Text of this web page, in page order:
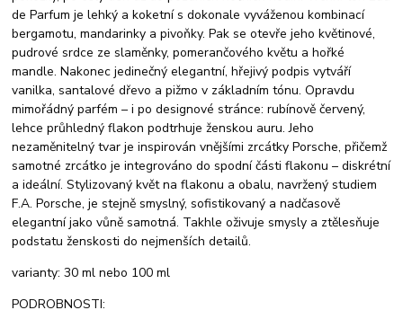
de Parfum je lehký a koketní s dokonale vyváženou kombinací
bergamotu, mandarinky a pivoňky. Pak se otevře jeho květinové,
pudrové srdce ze slaměnky, pomerančového květu a hořké
mandle. Nakonec jedinečný elegantní, hřejivý podpis vytváří
vanilka, santalové dřevo a pižmo v základním tónu. Opravdu
mimořádný parfém – i po designové stránce: rubínově červený,
lehce průhledný flakon podtrhuje ženskou auru. Jeho
nezaměnitelný tvar je inspirován vnějšími zrcátky Porsche, přičemž
samotné zrcátko je integrováno do spodní části flakonu – diskrétní
a ideální. Stylizovaný květ na flakonu a obalu, navržený studiem
F.A. Porsche, je stejně smyslný, sofistikovaný a nadčasově
elegantní jako vůně samotná. Takhle oživuje smysly a ztělesňuje
podstatu ženskosti do nejmenších detailů.
varianty: 30 ml nebo 100 ml
PODROBNOSTI: